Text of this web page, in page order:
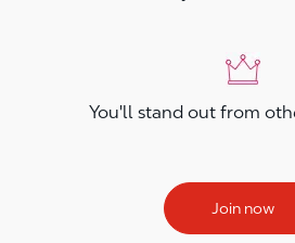
You'll stand out from
Join now